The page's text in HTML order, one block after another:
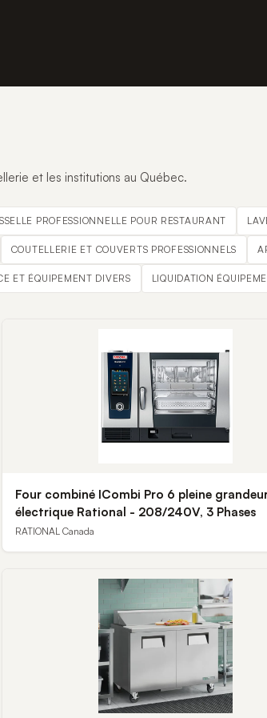
et les institutions au Québec.
PROFESSIONNELLE POUR RESTAURANT
COUTELLERIE ET COUVERTS PROFESSIONNELS
ET ÉQUIPEMENT DIVERS LIQUIDATION
Four combiné ICombi Pro 6 pleine
électrique Rational - 208/240V, 3 Phases
RATIONAL Canada